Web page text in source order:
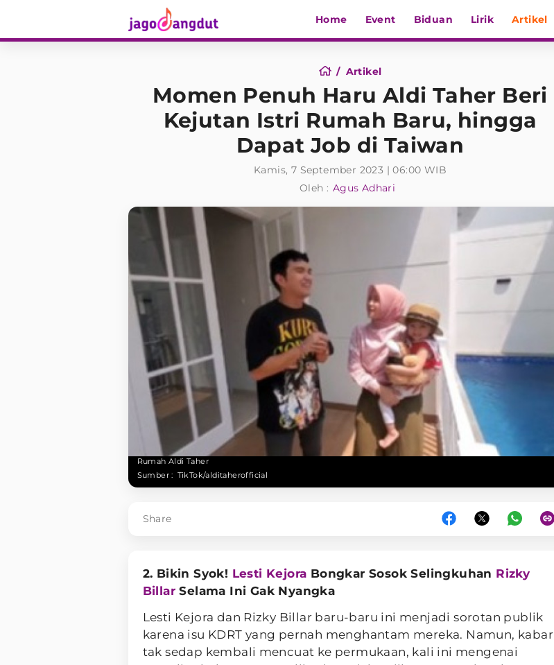
Home Event Biduan Lirik Artikel
Artikel
Momen Penuh Haru Aldi Taher Beri
Kejutan Istri Rumah Baru, hingga
Dapat Job di Taiwan
Kamis, 7 September 2023 | 06:00 WIB
Oleh : Agus Adhari
Rumah Aldi Taher
Sumber : TikTok/alditaherofficial
Share
2. Bikin Syok! Lesti Kejora Bongkar Sosok Selingkuhan Rizky
BillarSelama Ini Gak Nyangka
Lesti Kejora dan Rizky Billar baru-baru ini menjadi sorotan publik
karena isu KDRT yang pernah menghantam mereka. Namun, kabar
tak sedap kembali mencuat ke permukaan, kali ini mengenai